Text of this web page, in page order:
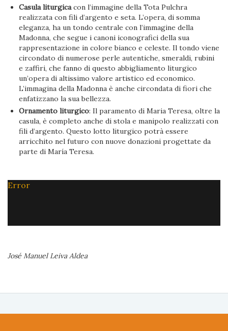
Casula liturgicacon l’immagine della Tota Pulchra
realizzata con fili d’argento e seta. L’opera, di somma
eleganza, ha un tondo centrale con l’immagine della
Madonna, che segue i canoni iconografici della sua
rappresentazione in colore bianco e celeste. Il tondo viene
circondato di numerose perle autentiche, smeraldi, rubini
e zaffiri, che fanno di questo abbigliamento liturgico
un’opera di altissimo valore artistico ed economico.
L’immagina della Madonna è anche circondata di fiori che
enfatizzano la sua bellezza.
Ornamento liturgico: Il paramento di Maria Teresa, oltre la
casula, è completo anche di stola e manipolo realizzati con
fili d’argento. Questo lotto liturgico potrà essere
arricchito nel futuro con nuove donazioni progettate da
parte di María Teresa.
Error
José Manuel Leiva Aldea